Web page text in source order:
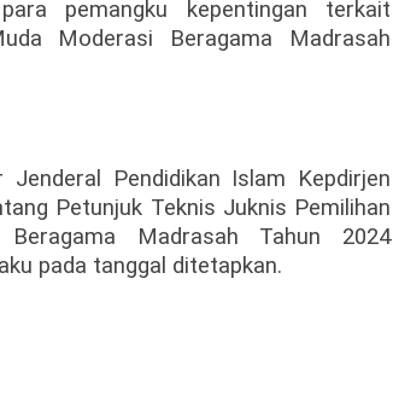
pemangku kepentingan terkait
Moderasi Beragama Madrasah
Pendidikan Islam Kepdirjen
Petunjuk Teknis Juknis Pemilihan
Madrasah Tahun 2024
pada tanggal ditetapkan.